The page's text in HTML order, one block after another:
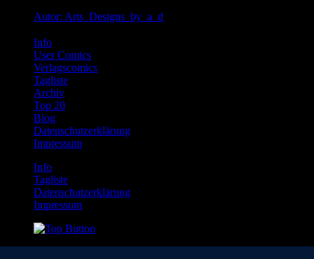
Autor: Arts_Designs_by_a_d
Info
User Comics
Verlagscomics
Tagliste
Archiv
Top 20
Blog
Datenschutzerklärung
Impressum
Info
Tagliste
Datenschutzerklärung
Impressum